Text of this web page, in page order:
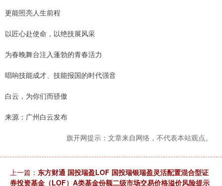
更能照亮人生前程
以匠心赴使命，以绝技展风采
为春晚舞台注入蓬勃的青春活力
唱响技能成才、技能报国的时代强音
白云，为你们而骄傲
来源：广州白云发布
旗开网提示：文章来自网络，不代表本站观点。
上一篇： 东方财通 国投瑞盈LOF 国投瑞银瑞盈灵活配置混合型证
券投资基金（LOF）A类基金份额二级市场交易价格溢价风险提示